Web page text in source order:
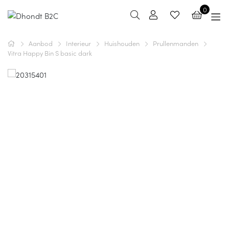
0
Aanbod Interieur Huishouden
Prullenmanden
Vitra Happy Bin S basic dark